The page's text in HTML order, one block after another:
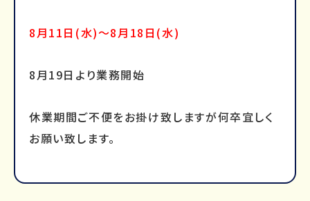
8月11日(水)～8月18日(水)
8月19日より業務開始
休業期間ご不便をお掛け致しますが何卒宜しく
お願い致します。